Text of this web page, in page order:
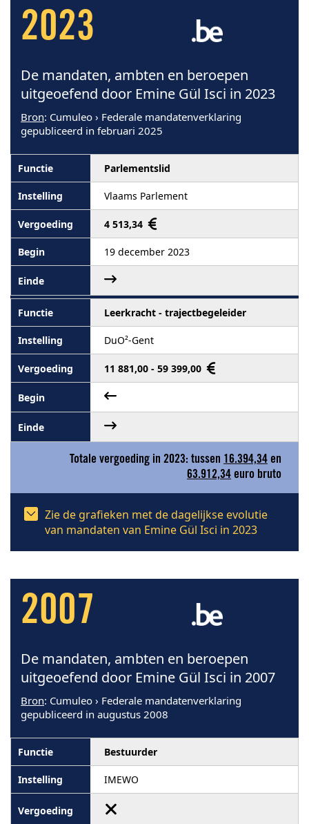
2023
De mandaten, ambten en beroepen
uitgeoefend door Emine Gül Isci in 2023
Bron: Cumuleo › Federale mandatenverklaring
gepubliceerd in februari 2025
Parlementslid
Vlaams Parlement
4 513,34
19 december 2023
Leerkracht - trajectbegeleider
DuO²-Gent
11 881,00 - 59 399,00
Totale vergoeding in 2023: tussen 16.394,34 en
63.912,34 euro bruto
Zie de grafieken met de dagelijkse evolutie
van mandaten van Emine Gül Isci in 2023
2007
De mandaten, ambten en beroepen
uitgeoefend door Emine Gül Isci in 2007
Bron: Cumuleo › Federale mandatenverklaring
gepubliceerd in augustus 2008
Bestuurder
IMEWO